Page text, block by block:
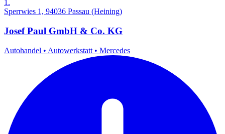
1.
Sperrwies 1, 94036 Passau (Heining)
Josef Paul GmbH & Co. KG
Autohandel • Autowerkstatt • Mercedes